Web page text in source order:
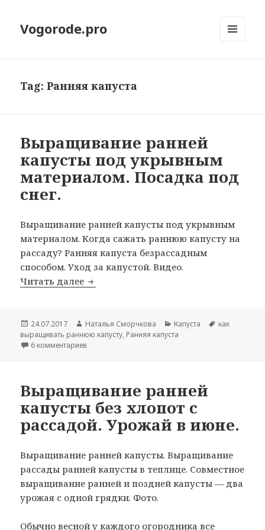
Vogorode.pro
Tag:Ранняя капуста
Выращивание ранней
капусты под укрывным
материалом. Посадка под
снег.
Выращивание ранней капусты под укрывным
материалом. Когда сажать раннюю капусту на
рассаду? Ранняя капуста безрассадным
способом. Уход за капустой. Видео.
Читать далее Выращивание ранней капусты под
Опубликовано
24.07.2017 Автор
Наталья Сморчкова Рубрики
Капуста Метки
как
выращивать раннюю капусту, Ранняя капуста
6 комментариев
Выращивание ранней
капусты без хлопот с
рассадой. Урожай в июне.
Выращивание ранней капусты. Выращивание
рассады ранней капусты в теплице. Совместное
выращивание ранней и поздней капусты — два
урожая с одной грядки. Фото.
Обычно весной у каждого огородника все